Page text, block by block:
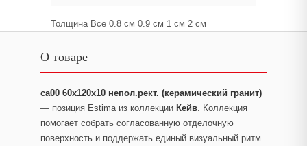
Толщина Все 0.8 см 0.9 см 1 см 2 см
О товаре
ca00 60x120x10 непол.рект. (керамический гранит)
— позиция Estima из коллекции Кейв. Коллекция
помогает собрать согласованную отделочную
поверхность и поддержать единый визуальный ритм